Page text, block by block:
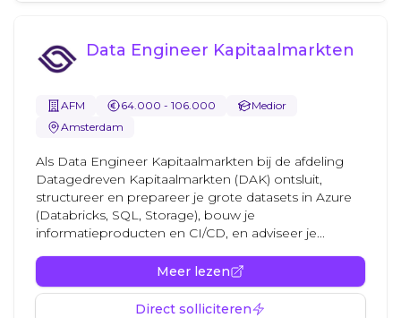
Data Engineer Kapitaalmarkten
AFM 64.000 - 106.000
Medior
Amsterdam
Als Data Engineer Kapitaalmarkten bij de afdeling
Datagedreven Kapitaalmarkten (DAK) ontsluit,
structureer en prepareer je grote datasets in Azure
(Databricks, SQL, Storage), bouw je
informatieproducten en CI/CD, en adviseer je...
Meer lezen
Direct solliciteren